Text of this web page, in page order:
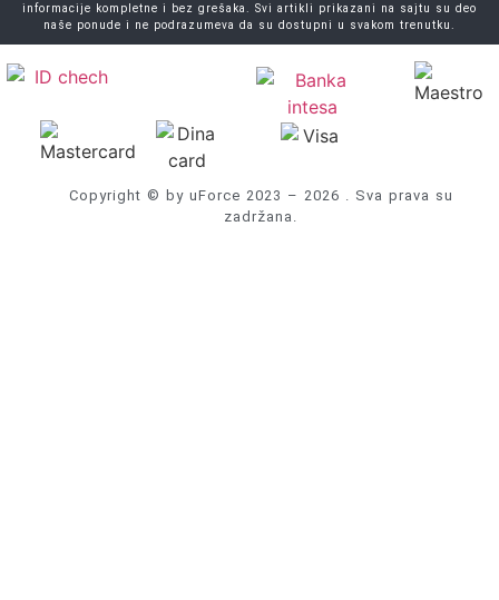
informacije kompletne i bez grešaka. Svi artikli prikazani na sajtu su deo
naše ponude i ne podrazumeva da su dostupni u svakom trenutku.
Copyright © by uForce 2023 – 2026 . Sva prava su
zadržana.